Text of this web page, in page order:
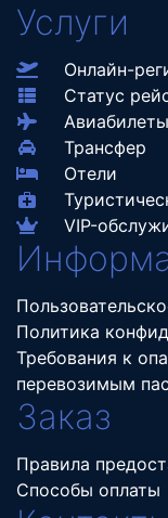
Услуги
Онлайн-
Статус
Авиабилеты
Трансфер
Отели
VIP-
Политика
Требования к
перевозимым
Заказ
Правила
Способы оплаты